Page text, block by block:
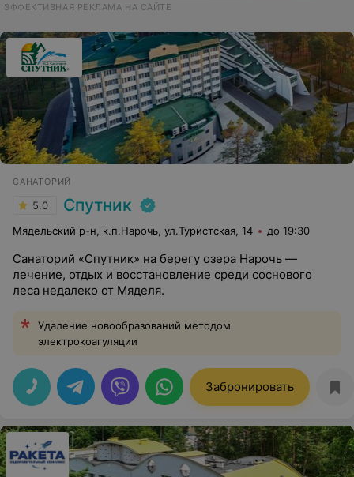
ЭФФЕКТИВНАЯ РЕКЛАМА НА САЙТЕ
САНАТОРИЙ
5.0 Спутник
Мядельский р-н, к.п.Нарочь, ул.Туристская, 14 до 19:30
Санаторий «Спутник» на берегу озера Нарочь —
лечение, отдых и восстановление среди соснового
леса недалеко от Мяделя.
Удаление новообразований методом
электрокоагуляции
Забронировать